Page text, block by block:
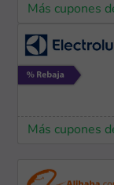
Más cupones
Más cupones